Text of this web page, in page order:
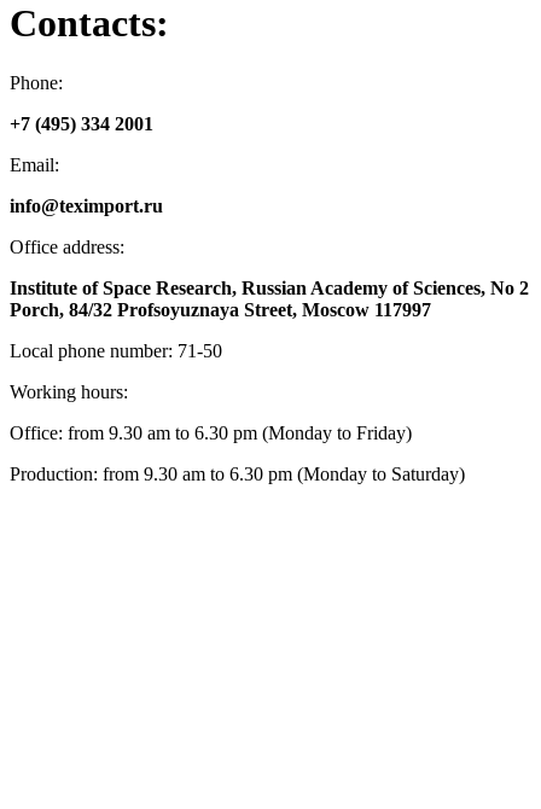
Contacts:
Phone:
+7 (495) 334 2001
Email:
info@teximport.ru
Office address:
Institute of Space Research, Russian Academy of Sciences, No 2
Porch, 84/32 Profsoyuznaya Street, Moscow 117997
Local phone number: 71-50
Working hours:
Office: from 9.30 am to 6.30 pm (Monday to Friday)
Production: from 9.30 am to 6.30 pm (Monday to Saturday)